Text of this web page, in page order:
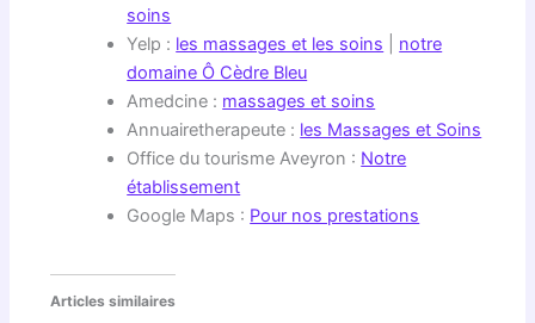
soins
Yelp : les massages et les soins
notre
domaine Ô Cèdre Bleu
Amedcine : massages et soins
Annuairetherapeute : les Massages et Soins
Office du tourisme Aveyron : Notre
établissement
Google Maps : Pour nos prestations
Articles similaires